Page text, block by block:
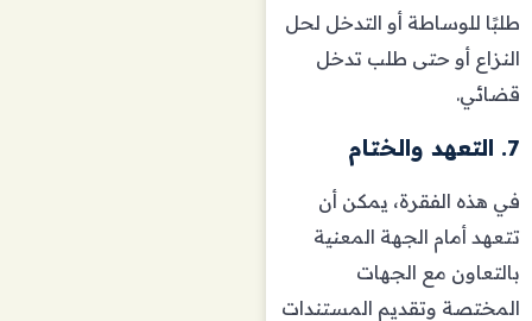
طلبًا للوساطة أو التدخل لحل
النزاع أو حتى طلب تدخل
قضائي.
7. التعهد والختام
في هذه الفقرة، يمكن أن
تتعهد أمام الجهة المعنية
بالتعاون مع الجهات
المختصة وتقديم المستندات